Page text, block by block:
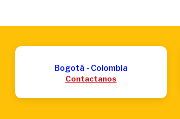
Bogotá - Colombia
Contactanos